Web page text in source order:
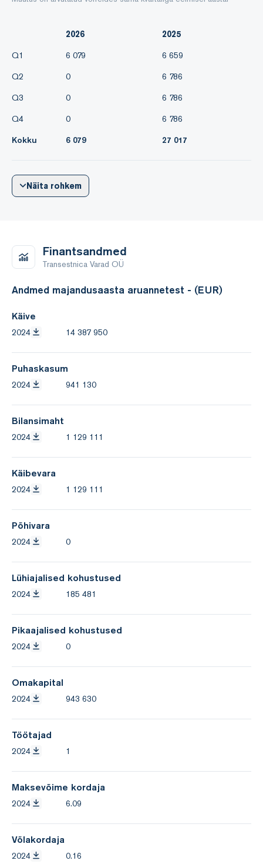
2026
2025
Q1
6 079
6 659
Q2
0
6 786
Q3
0
6 786
Q4
0
6 786
Kokku
6 079 27 017
Näita rohkem
Finantsandmed
Transestnica Varad OÜ
Andmed majandusaasta aruannetest - (EUR)
Käive
2024 14 387 950
Puhaskasum
2024 941 130
Bilansimaht
2024 1 129 111
Käibevara
2024 1 129 111
Põhivara
2024 0
Lühiajalised kohustused
2024 185 481
Pikaajalised kohustused
2024 0
Omakapital
2024 943 630
Töötajad
2024 1
Maksevõime kordaja
2024 6.09
Võlakordaja
2024 0.16